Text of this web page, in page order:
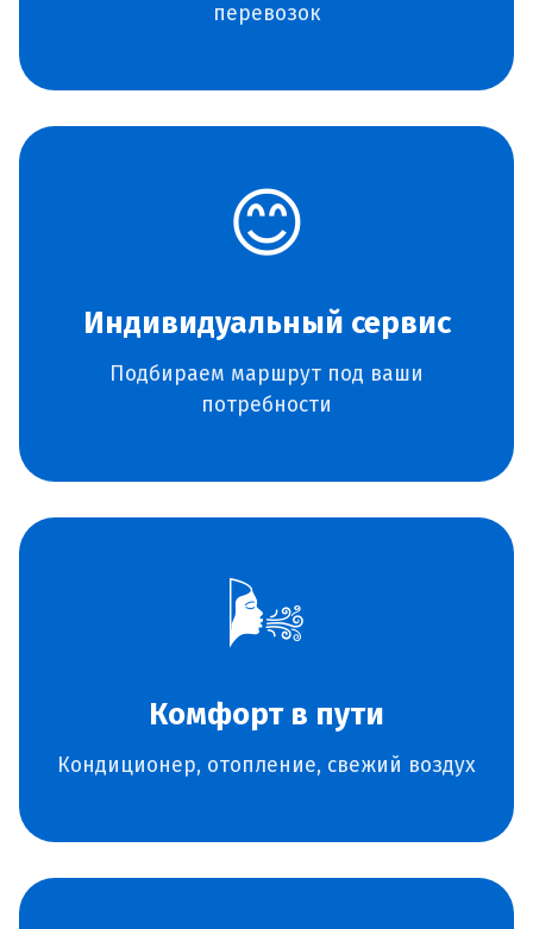
перевозок
😊
Индивидуальный сервис
Подбираем маршрут под ваши
потребности
🌬️
Комфорт в пути
Кондиционер, отопление, свежий воздух